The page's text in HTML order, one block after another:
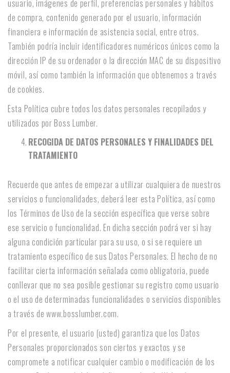
usuario, imágenes de perfil, preferencias personales y hábitos
de compra, contenido generado por el usuario, información
financiera e información de asistencia social, entre otros.
También podría incluir identificadores numéricos únicos como la
dirección IP de su ordenador o la dirección MAC de su dispositivo
móvil, así como también la información que obtenemos a través
de cookies.
Esta Política cubre todos los datos personales recopilados y
utilizados por Boss Lumber.
RECOGIDA DE DATOS PERSONALES Y FINALIDADES DEL
TRATAMIENTO
Recuerde que antes de empezar a utilizar cualquiera de nuestros
servicios o funcionalidades, deberá leer esta Política, así como
los Términos de Uso de la sección específica que verse sobre
ese servicio o funcionalidad. En dicha sección podrá ver si hay
alguna condición particular para su uso, o si se requiere un
tratamiento específico de sus Datos Personales. El hecho de no
facilitar cierta información señalada como obligatoria, puede
conllevar que no sea posible gestionar su registro como usuario
o el uso de determinadas funcionalidades o servicios disponibles
a través de www.bosslumber.com.
Por el presente, el usuario (usted) garantiza que los Datos
Personales proporcionados son ciertos y exactos y se
compromete a notificar cualquier cambio o modificación de los